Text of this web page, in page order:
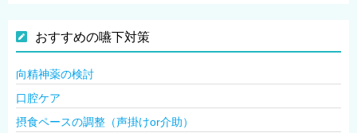
おすすめの嚥下対策
向精神薬の検討
口腔ケア
摂食ペースの調整（声掛けor介助）